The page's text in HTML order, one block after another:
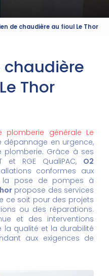
de chaudière au fioul Le Thor
chaudière
Thor
plomberie générale Le
dépannage en urgence,
Grâce à ses
et RGE QualiPAC, O2
conformes aux
la pose de pompes à
propose des services
ce soit pour des projets
ou des réparations.
et des interventions
la qualité et la durabilité
aux exigences de